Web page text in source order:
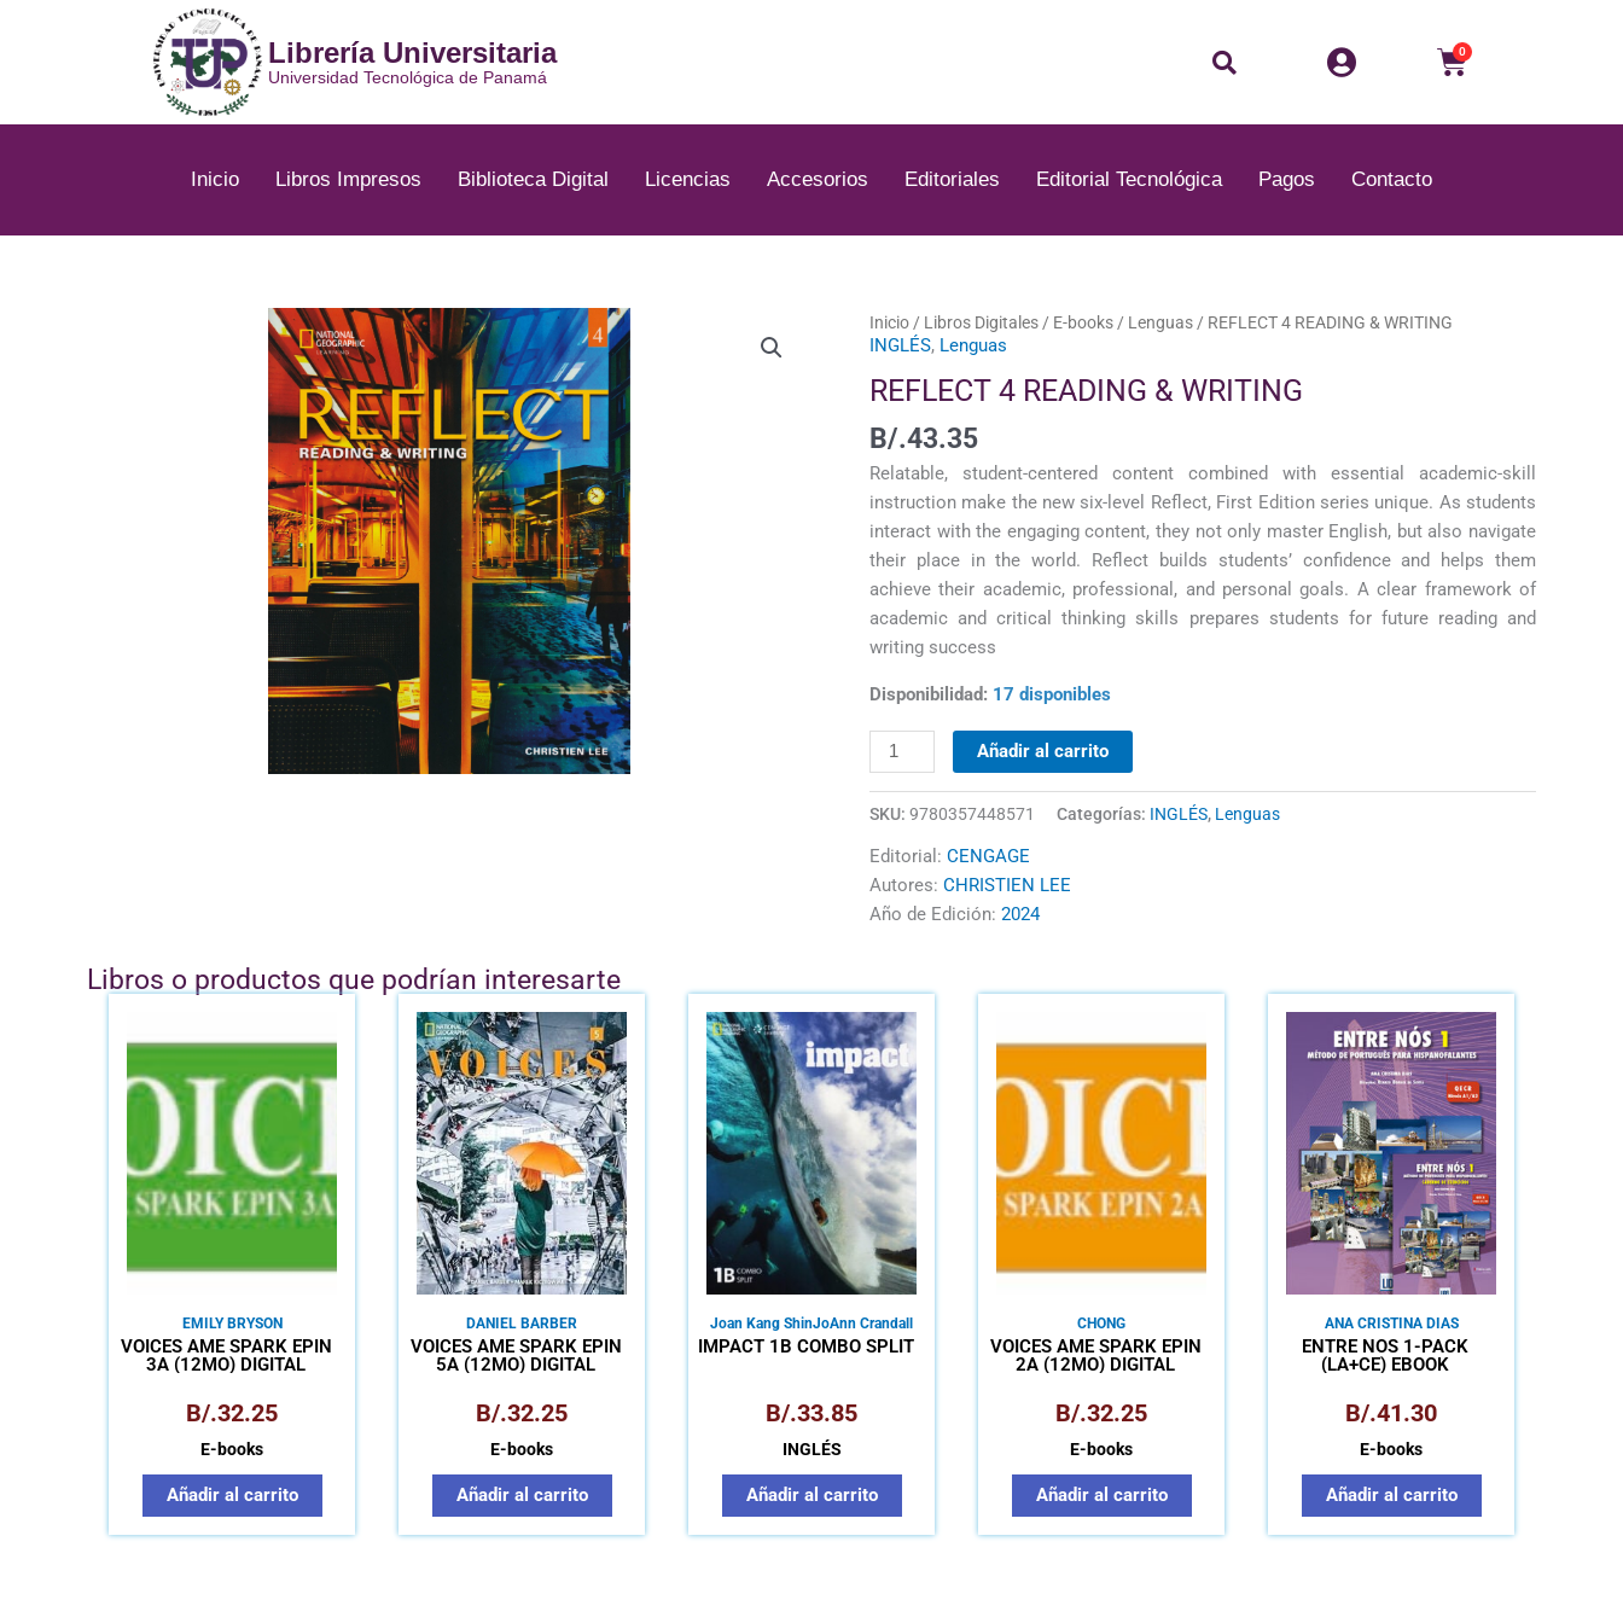
Librería Universitaria
Universidad Tecnológica de Panamá Buscar 0
Carrito
Inicio Libros Impresos Biblioteca Digital Licencias Accesorios Editoriales Editorial Tecnológica Pagos Contacto
Inicio / Libros Digitales / E-books / Lenguas / REFLECT 4 READING & WRITING
INGLÉS, Lenguas
REFLECT 4 READING & WRITING
B/.43.35
Relatable, student-centered content combined with essential academic-skill
instruction make the new six-level Reflect, First Edition series unique. As students
interact with the engaging content, they not only master English, but also navigate
their place in the world. Reflect builds students’ confidence and helps them
achieve their academic, professional, and personal goals. A clear framework of
academic and critical thinking skills prepares students for future reading and
writing success
Disponibilidad: 17 disponibles
REFLECT
4
READING
&
WRITING
cantidad
Añadir al carrito
SKU: 9780357448571 Categorías: INGLÉS, Lenguas
Editorial: CENGAGE
Autores: CHRISTIEN LEE
Año de Edición: 2024
Libros o productos que podrían interesarte
EMILY BRYSON
VOICES AME SPARK EPIN
3A (12MO) DIGITAL
B/.32.25
E-books
Añadir al carrito
DANIEL BARBER
VOICES AME SPARK EPIN
5A (12MO) DIGITAL
B/.32.25
E-books
Añadir al carrito
Joan Kang ShinJoAnn Crandall
IMPACT 1B COMBO SPLIT
B/.33.85
INGLÉS
Añadir al carrito
CHONG
VOICES AME SPARK EPIN
2A (12MO) DIGITAL
B/.32.25
E-books
Añadir al carrito
ANA CRISTINA DIAS
ENTRE NÓS 1-PACK
(LA+CE) EBOOK
B/.41.30
E-books
Añadir al carrito